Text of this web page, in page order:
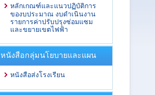
หลักเกณฑ์และแนวปฏิบัติการ
ของบประมาณ งบดำเนินงาน
รายการค่าปรับปรุงซ่อมแซม
และขยายเขตไฟฟ้า
หนังสือกลุ่มนโยบายและแผน
หนังสือส่งโรงเรียน